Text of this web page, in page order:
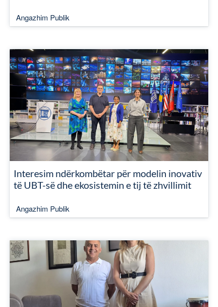
Angazhim Publik
Interesim ndërkombëtar për modelin inovativ
të UBT-së dhe ekosistemin e tij të zhvillimit
Angazhim Publik